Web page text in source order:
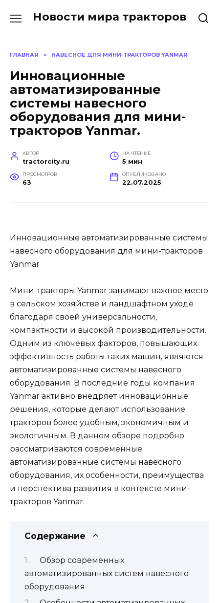
Новости мира тракторов
ГЛАВНАЯ » НАВЕСНОЕ ДЛЯ МИНИ-ТРАКТОРОВ YANMAR
Инновационные
автоматизированные
системы навесного
оборудования для мини-
тракторов Yanmar.
АВТОР
tractorcity.ru
НА ЧТЕНИЕ
5 мин
ПРОСМОТРОВ
63
ОПУБЛИКОВАНО
22.07.2025
Инновационные автоматизированные системы
навесного оборудования для мини-тракторов
Yanmar
Мини-тракторы Yanmar занимают важное место
в сельском хозяйстве и ландшафтном уходе
благодаря своей универсальности,
компактности и высокой производительности.
Одним из ключевых факторов, повышающих
эффективность работы таких машин, являются
автоматизированные системы навесного
оборудования. В последние годы компания
Yanmar активно внедряет инновационные
решения, которые делают использование
тракторов более удобным, экономичным и
экологичным. В данном обзоре подробно
рассматриваются современные
автоматизированные системы навесного
оборудования, их особенности, преимущества
и перспектива развития в контексте мини-
тракторов Yanmar.
Содержание
Обзор современных
автоматизированных систем навесного
оборудования